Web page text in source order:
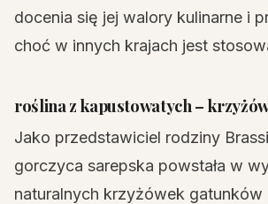
docenia się jej walory kulinarne i
choć w innych krajach jest
roślina z kapustowatych –
Jako przedstawiciel rodziny
gorczyca sarepska powstała w
naturalnych krzyżówek gatunków